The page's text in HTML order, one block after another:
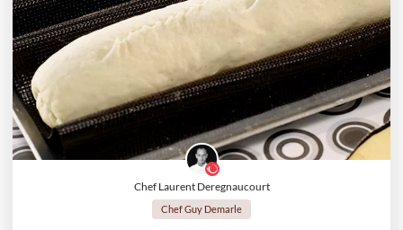
Chef Laurent Deregnaucourt
Chef Guy Demarle